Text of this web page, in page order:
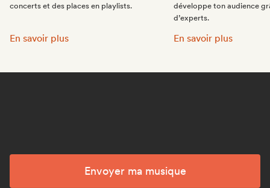
concerts et des places en playlists.
Fais la promo de ta musique:
En savoir plus
développe ton audience
d’experts.
Intègre des playlists
En savoir plus
Envoyer ma musique